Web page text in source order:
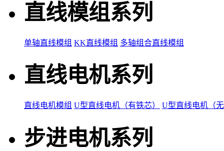
直线模组系列
单轴直线模组 KK直线模组 多轴组合直线模组
直线电机系列
直线电机模组 U型直线电机（有铁芯） U型直线电机（
步进电机系列